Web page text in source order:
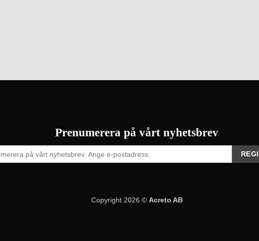
Prenumerera på vårt nyhetsbrev
Copyright 2026 © Acreto AB